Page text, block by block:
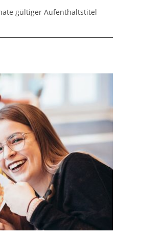
gültiger Aufenthaltstitel